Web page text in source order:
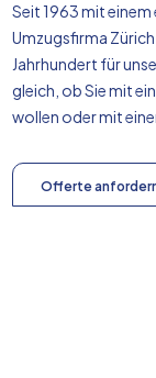
Seit 1963 mit
Umzugsfirma
Jahrhundert für
gleich, ob Sie mit
wollen oder mit
Offerte